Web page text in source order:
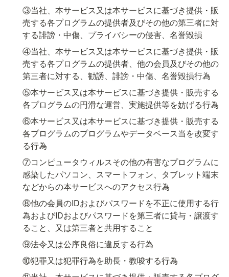
③当社、本サービス又は本サービスに基づき提供・販
売する各プログラムの提供者及びその他の第三者に対
する誹謗・中傷、プライバシーの侵害、名誉毀損
④当社、本サービス又は本サービスに基づき提供・販
売する各プログラムの提供者、他の会員及びその他の
第三者に対する、勧誘、誹謗・中傷、名誉毀損行為
⑤本サービス又は本サービスに基づき提供・販売する
各プログラムの円滑な運営、実施提供等を妨げる行為
⑥本サービス又は本サービスに基づき提供・販売する
各プログラムのプログラムやデータベース当を改変す
る行為
⑦コンピュータウィルスその他の有害なプログラムに
感染したパソコン、スマートフォン、タブレット端末
などからの本サービスへのアクセス行為
⑧他の会員のIDおよびパスワードを不正に使用する行
為およびIDおよびパスワードを第三者に貸与・譲渡す
ること、又は第三者と共用すること
⑨法令又は公序良俗に違反する行為
⑩犯罪又は犯罪行為を助長・教唆する行為